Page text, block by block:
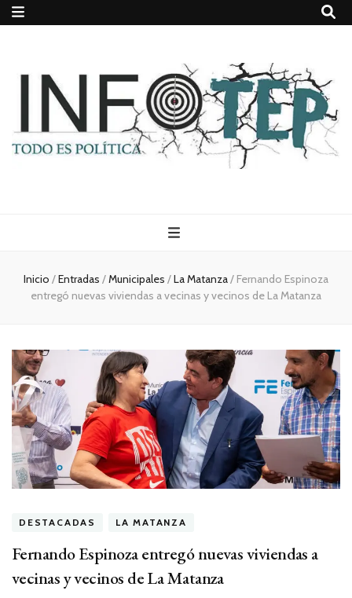
Todo es
(rosca)
política
Inicio /Entradas /Municipales /La Matanza/ Fernando Espinoza
entregó nuevas viviendas a vecinas y vecinos de La Matanza
DESTACADAS LA MATANZA
Fernando Espinoza entregó nuevas viviendas a
vecinas y vecinos de La Matanza